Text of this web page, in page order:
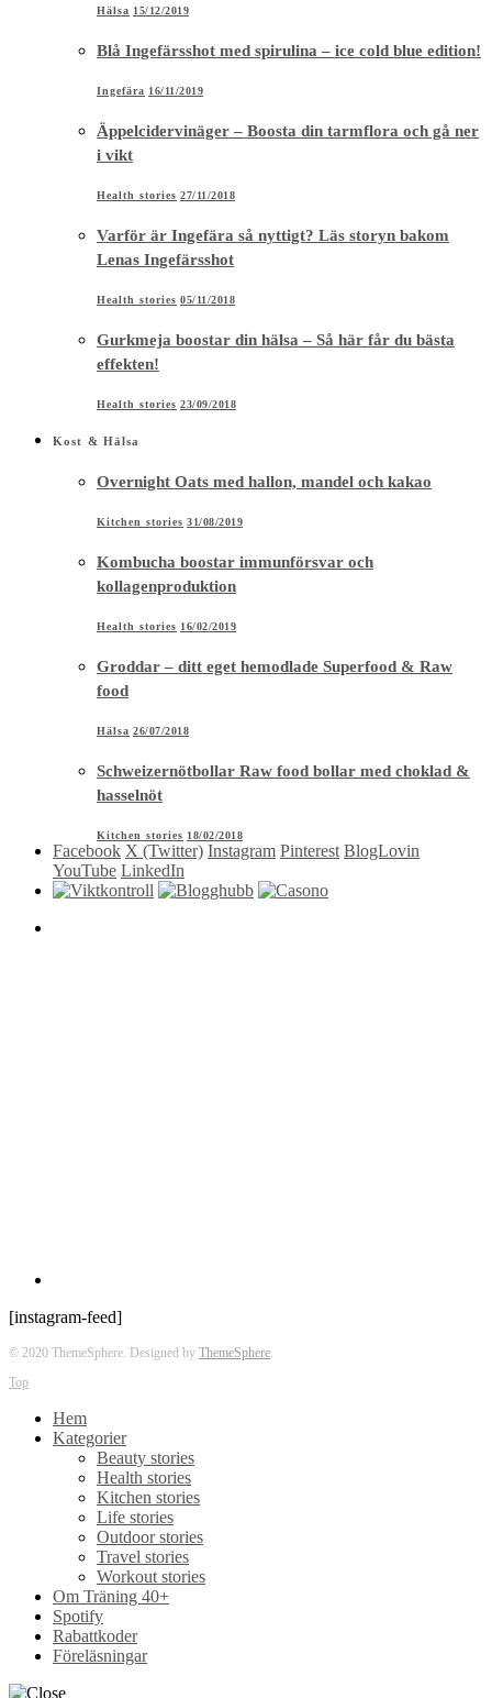
Hälsa 15/12/2019
Blå Ingefärsshot med spirulina – ice cold blue edition!
Ingefära 16/11/2019
Äppelcidervinäger – Boosta din tarmflora och gå ner
i vikt
Health stories 27/11/2018
Varför är Ingefära så nyttigt? Läs storyn bakom
Lenas Ingefärsshot
Health stories 05/11/2018
Gurkmeja boostar din hälsa – Så här får du bästa
effekten!
Health stories 23/09/2018
Kost & Hälsa
Overnight Oats med hallon, mandel och kakao
Kitchen stories 31/08/2019
Kombucha boostar immunförsvar och
kollagenproduktion
Health stories 16/02/2019
Groddar – ditt eget hemodlade Superfood & Raw
food
Hälsa 26/07/2018
Schweizernötbollar Raw food bollar med choklad &
hasselnöt
Kitchen stories 18/02/2018
Facebook X (Twitter) Instagram Pinterest BlogLovin
YouTube LinkedIn
[instagram-feed]
© 2020 ThemeSphere. Designed by ThemeSphere
Top
Hem
Kategorier
Beauty stories
Health stories
Kitchen stories
Life stories
Outdoor stories
Travel stories
Workout stories
Om Träning 40+
Spotify
Rabattkoder
Föreläsningar